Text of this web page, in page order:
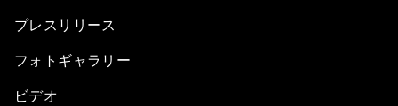
プレスリリース
フォトギャラリー
ビデオ